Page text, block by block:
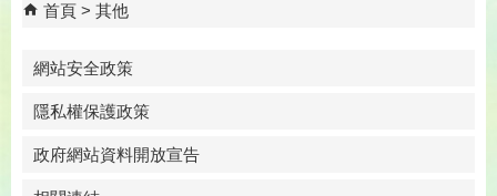
首頁 其他
網站安全政策
隱私權保護政策
政府網站資料開放宣告